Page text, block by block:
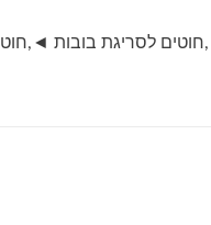
,חוטים לסריגת בובות ◄ ,